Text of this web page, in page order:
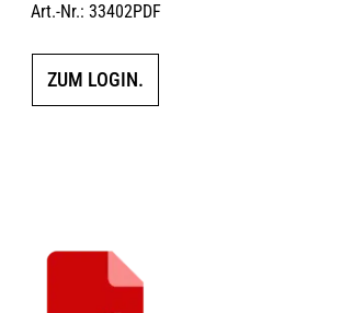
Art.-Nr.: 33402PDF
ZUM LOGIN.